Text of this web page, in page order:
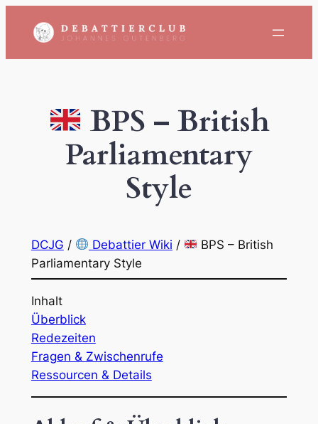
Inhalt
BPS – British
Parliamentary
Style
DCJG / Debattier Wiki /
BPS – British
Parliamentary Style
Inhalt
Überblick
Redezeiten
Fragen & Zwischenrufe
Ressourcen & Details